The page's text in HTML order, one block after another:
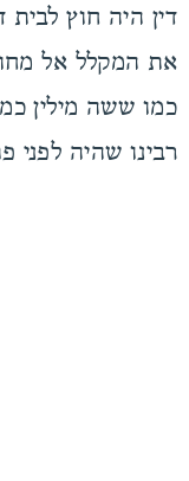
דין היה חוץ
את המקלל אל
כמו ששה מילין
רבינו שהיה